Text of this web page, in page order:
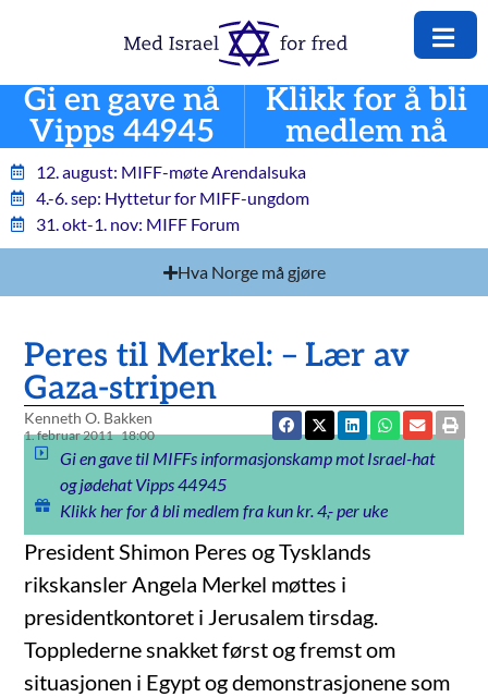
Gi en gave nå
Vipps 44945
Klikk for å bli
medlem nå
12. august: MIFF-møte Arendalsuka
4.-6. sep: Hyttetur for MIFF-ungdom
31. okt-1. nov: MIFF Forum
Hva Norge må gjøre
Peres til Merkel: – Lær av
Gaza-stripen
Kenneth O. Bakken
1. februar 2011 18:00
Gi en gave til MIFFs informasjonskamp mot Israel-hat
og jødehat Vipps 44945
Klikk her for å bli medlem fra kun kr. 4,- per uke
President Shimon Peres og Tysklands
rikskansler Angela Merkel møttes i
presidentkontoret i Jerusalem tirsdag.
Topplederne snakket først og fremst om
situasjonen i Egypt og demonstrasjonene som